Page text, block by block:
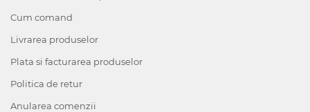
Cum comand
Livrarea produselor
Plata si facturarea produselor
Politica de retur
Anularea comenzii